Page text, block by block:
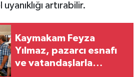
artırabilir.
Kaymakam Feyza
Yılmaz, pazarcı esnafı
ve vatandaşlarla